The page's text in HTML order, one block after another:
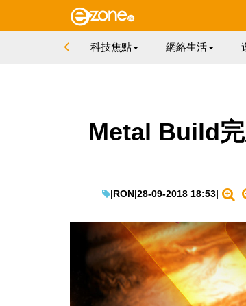
科技焦點 網絡生活
Metal Build
|RON|28-09-2018 18:53|